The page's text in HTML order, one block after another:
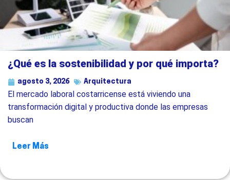
¿Qué es la sostenibilidad y por qué importa?
agosto 3, 2026 Arquitectura
El mercado laboral costarricense está viviendo una
transformación digital y productiva donde las empresas
buscan
Leer Más